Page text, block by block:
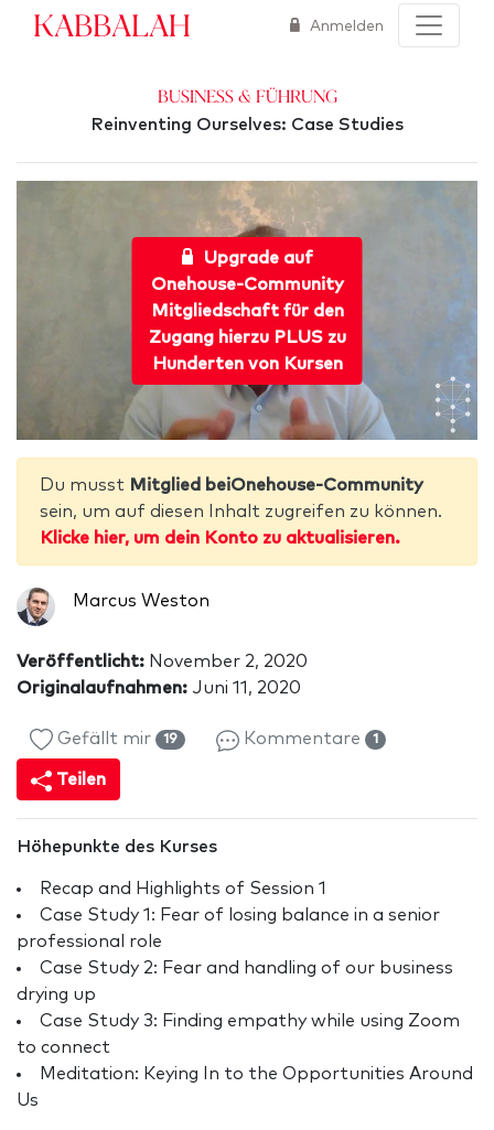
Kabbalah Anmelden
Business & Führung
Reinventing Ourselves: Case Studies
Upgrade auf
Onehouse-Community
Mitgliedschaft für den
Zugang hierzu PLUS zu
Hunderten von Kursen
Du musst Mitglied beiOnehouse-Community
sein, um auf diesen Inhalt zugreifen zu können.
Klicke hier, um dein Konto zu aktualisieren.
Marcus Weston
Veröffentlicht: November 2, 2020
Originalaufnahmen: Juni 11, 2020
Gefällt mir 19 Kommentare 1
Teilen
Höhepunkte des Kurses
Recap and Highlights of Session 1
Case Study 1: Fear of losing balance in a senior
professional role
Case Study 2: Fear and handling of our business
drying up
Case Study 3: Finding empathy while using Zoom
to connect
Meditation: Keying In to the Opportunities Around
Us